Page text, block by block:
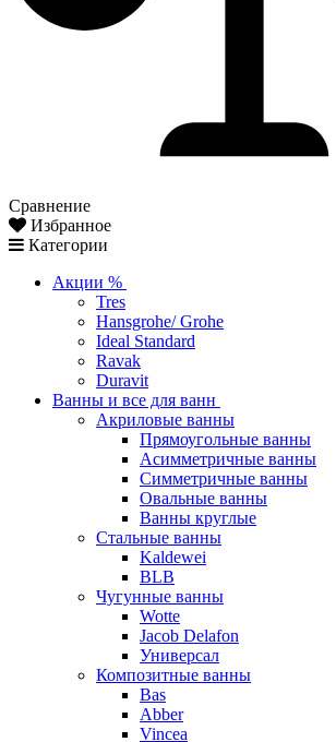
Сравнение
Избранное
Категории
Акции %
Tres
Hansgrohe/ Grohe
Ideal Standard
Ravak
Duravit
Ванны и все для ванн
Акриловые ванны
Прямоугольные ванны
Асимметричные ванны
Симметричные ванны
Овальные ванны
Ванны круглые
Стальные ванны
Kaldewei
BLB
Чугунные ванны
Wotte
Jacob Delafon
Универсал
Композитные ванны
Bas
Abber
Vincea